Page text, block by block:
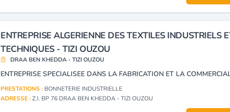
ENTREPRISE ALGERIENNE DES TEXTILES INDUSTRIELS
TECHNIQUES - TIZI OUZOU
DRAA BEN KHEDDA - TIZI OUZOU
PRESTATIONS : BONNETERIE INDUSTRIELLE
ADRESSE :Z.I. BP 76 DRAA BEN KHEDDA - TIZI OUZOU